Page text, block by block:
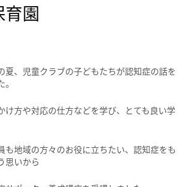
園
夏、児童クラブの子どもたちが認知症の話を
け方や対応の仕方などを学び、とても良い学
も地域の方々のお役に立ちたい、認知症をも
思いから